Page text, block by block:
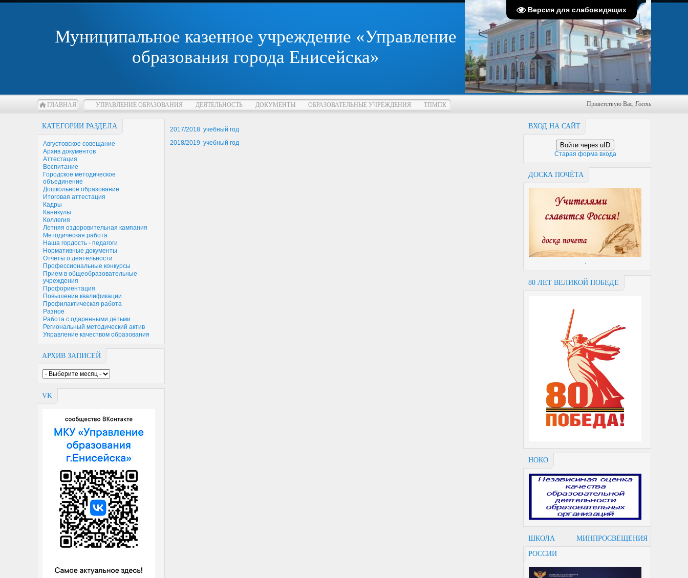
Версия для слабовидящих
Муниципальное казенное учреждение «Управление
образования города Енисейска»
ГЛАВНАЯ УПРАВЛЕНИЕ ОБРАЗОВАНИЯ ДЕЯТЕЛЬНОСТЬ ДОКУМЕНТЫ ОБРАЗОВАТЕЛЬНЫЕ УЧРЕЖДЕНИЯ ТПМПК Приветствую Вас, Гость
КАТЕГОРИИ РАЗДЕЛА
Августовское совещание
Архив документов
Аттестация
Воспитание
Городское методическое
объединение
Дошкольное образование
Итоговая аттестация
Кадры
Каникулы
Коллегия
Летняя оздоровительная кампания
Методическая работа
Наша гордость - педагоги
Нормативные документы
Отчеты о деятельности
Профессиональные конкурсы
Прием в общеобразовательные
учреждения
Профориентация
Повышение квалификации
Профилактическая работа
Разное
Работа с одаренными детьми
Региональный методический актив
Управление качеством образования
АРХИВ ЗАПИСЕЙ
VK
ВХОД НА САЙТ
Войти через uID
Старая форма входа
ДОСКА ПОЧЁТА
.
80 ЛЕТ ВЕЛИКОЙ ПОБЕДЕ
НОКО
ШКОЛА МИНПРОСВЕЩЕНИЯ
РОССИИ
2017/2018 учебный год
2018/2019 учебный год